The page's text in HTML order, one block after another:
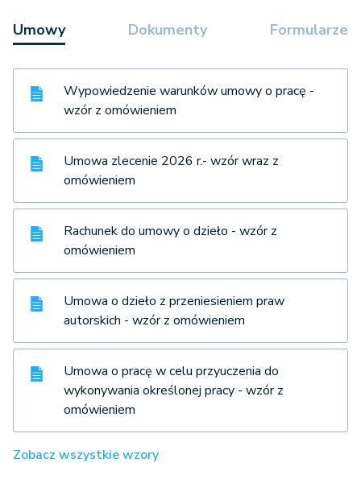
Umowy Dokumenty Formularze
Wypowiedzenie warunków umowy o pracę -
wzór z omówieniem
Umowa zlecenie 2026 r.- wzór wraz z
omówieniem
Rachunek do umowy o dzieło - wzór z
omówieniem
Umowa o dzieło z przeniesieniem praw
autorskich - wzór z omówieniem
Umowa o pracę w celu przyuczenia do
wykonywania określonej pracy - wzór z
omówieniem
Zobacz wszystkie wzory